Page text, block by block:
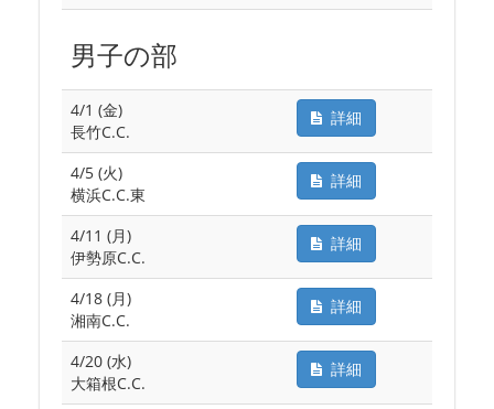
男子の部
4/1 (金)
長竹C.C.
詳細
4/5 (火)
横浜C.C.東
詳細
4/11 (月)
伊勢原C.C.
詳細
4/18 (月)
湘南C.C.
詳細
4/20 (水)
大箱根C.C.
詳細